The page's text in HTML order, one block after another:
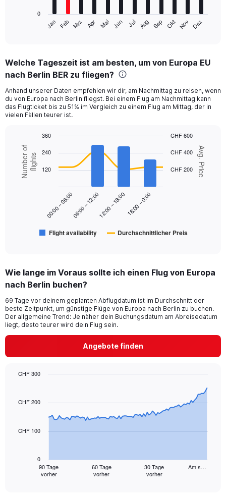
Range:
12
The
chart
has
displaying
values.
Range:
Jan Feb Mrz Apr Mai Jun Jul Aug Sep Okt Nov Dez
0
Welche Tageszeit ist am besten, um von Europa EU
nach Berlin BER zu fliegen?
Anhand unserer Daten empfehlen wir dir, am Nachmittag zu reisen, wenn
du von Europa nach Berlin fliegst. Bei einem Flug am Nachmittag kann
das Flugticket bis zu 51% im Vergleich zu einem Flug am Mittag, der in
vielen Fällen teurer ist.
Combination
chart
with
data
categories.
Range:
categories.
The
chart
has
axes
displaying
Avg.
and
flights.
Chart
graphic.
Avg. Price
Number offlights
Flight availability Durchschnittlicher Preis
00:00 – 06:0006:00 – 12:0012:00 – 18:00 18:00 – 0:00
CHF 200
CHF 400
CHF 600
120
240
360
Wie lange im Voraus sollte ich einen Flug von Europa
nach Berlin buchen?
69 Tage vor deinem geplanten Abflugdatum ist im Durchschnitt der
beste Zeitpunkt, um günstige Flüge von Europa nach Berlin zu buchen.
Der allgemeine Trend: Je näher dein Buchungsdatum am Abreisedatum
liegt, desto teurer wird dein Flug sein.
Angebote finden
91
90 Tage
vorher
60 Tage
vorher
30 Tage
vorher
Am s…
0
CHF 100
CHF 200
CHF 300